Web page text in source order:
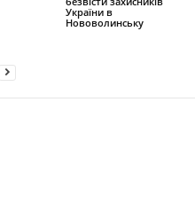
України в
Нововолинську